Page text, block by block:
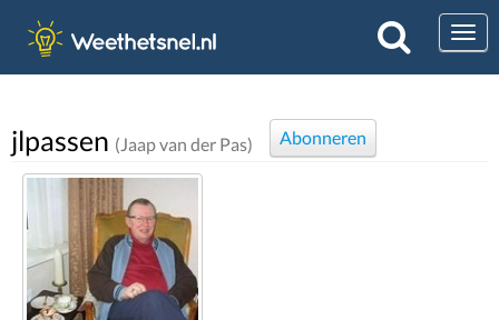
jlpassen (Jaap van der Pas) Abonneren